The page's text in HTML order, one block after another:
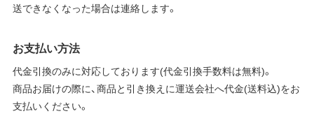
送できなくなった場合は連絡します。
お支払い方法
代金引換のみに対応しております(代金引換手数料は無料)。
商品お届けの際に、商品と引き換えに運送会社へ代金(送料込)をお
支払いください。